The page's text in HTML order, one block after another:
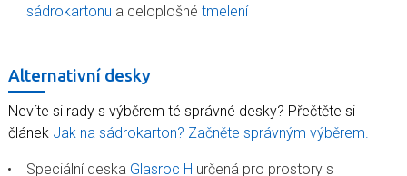
sádrokartonu a celoplošné tmelení
Alternativní desky
Nevíte si rady s výběrem té správné desky? Přečtěte si
článek Jak na sádrokarton? Začněte správným výběrem.
Speciální deska Glasroc H určená pro prostory s